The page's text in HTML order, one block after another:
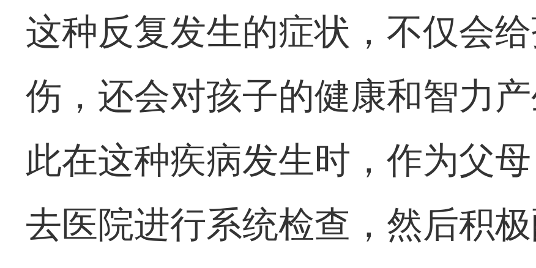
这种反复发生的症状，不仅会
伤，还会对孩子的健康和智力
此在这种疾病发生时，作为父
去医院进行系统检查，然后积